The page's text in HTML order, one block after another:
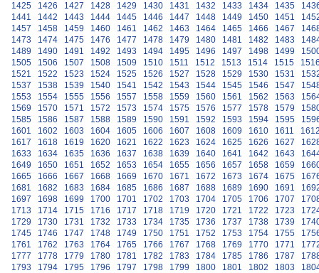
1425
1426 1427 1428 1429 1430 1431 1432 1433 1434 1435
1441
1442 1443 1444 1445 1446 1447 1448 1449 1450 1451
1457
1458 1459 1460 1461 1462 1463 1464 1465 1466 1467
1473
1474 1475 1476 1477 1478 1479 1480 1481 1482 1483
1489
1490 1491 1492 1493 1494 1495 1496 1497 1498 1499
1505
1506 1507 1508 1509 1510 1511 1512 1513 1514 1515
1521
1522 1523 1524 1525 1526 1527 1528 1529 1530 1531
1537
1538 1539 1540 1541 1542 1543 1544 1545 1546 1547
1553
1554 1555 1556 1557 1558 1559 1560 1561 1562 1563
1569
1570 1571 1572 1573 1574 1575 1576 1577 1578 1579
1585
1586 1587 1588 1589 1590 1591 1592 1593 1594 1595
1601
1602 1603 1604 1605 1606 1607 1608 1609 1610 1611
1617
1618 1619 1620 1621 1622 1623 1624 1625 1626 1627
1633
1634 1635 1636 1637 1638 1639 1640 1641 1642 1643
1649
1650 1651 1652 1653 1654 1655 1656 1657 1658 1659
1665
1666 1667 1668 1669 1670 1671 1672 1673 1674 1675
1681
1682 1683 1684 1685 1686 1687 1688 1689 1690 1691
1697
1698 1699 1700 1701 1702 1703 1704 1705 1706 1707
1713
1714 1715 1716 1717 1718 1719 1720 1721 1722 1723
1729
1730 1731 1732 1733 1734 1735 1736 1737 1738 1739
1745
1746 1747 1748 1749 1750 1751 1752 1753 1754 1755
1761
1762 1763 1764 1765 1766 1767 1768 1769 1770 1771
1777
1778 1779 1780 1781 1782 1783 1784 1785 1786 1787
1793
1794 1795 1796 1797 1798 1799 1800 1801 1802 1803